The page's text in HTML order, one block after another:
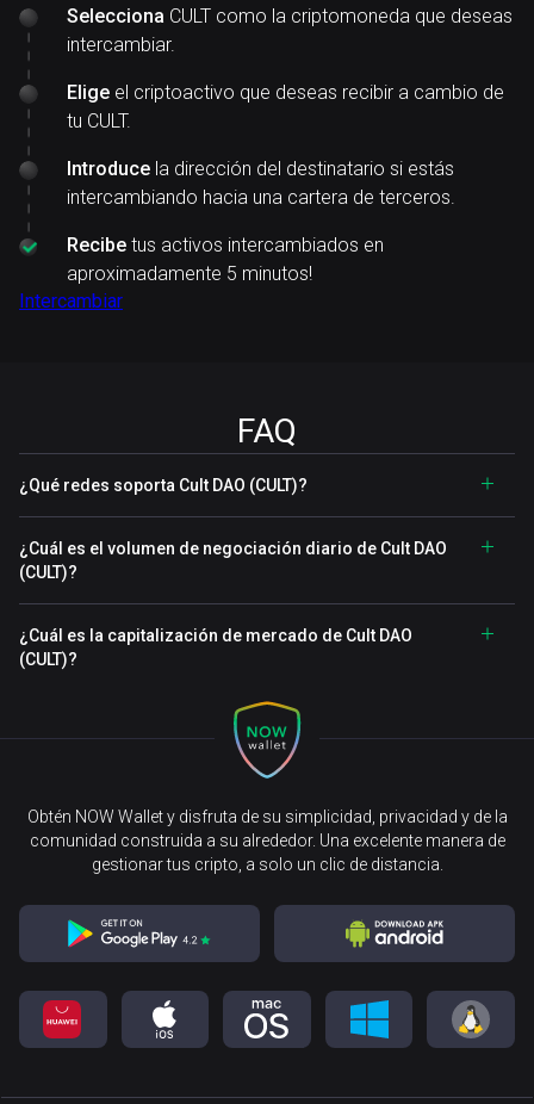
Selecciona CULT como la criptomoneda que deseas
intercambiar.
Elige el criptoactivo que deseas recibir a cambio de
tu CULT.
Introduce la dirección del destinatario si estás
intercambiando hacia una cartera de terceros.
Recibe tus activos intercambiados en
aproximadamente 5 minutos!
Intercambiar
FAQ
¿Qué redes soporta Cult DAO (CULT)?
¿Cuál es el volumen de negociación diario de Cult DAO
(CULT)?
¿Cuál es la capitalización de mercado de Cult DAO
(CULT)?
Obtén NOW Wallet y disfruta de su simplicidad, privacidad y de la
comunidad construida a su alrededor. Una excelente manera de
gestionar tus cripto, a solo un clic de distancia.